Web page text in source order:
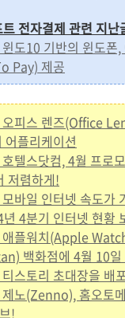
전자결제 관련 지난
도10 기반의 윈도폰,
Pay) 제공
피스 렌즈(Office
어플리케이션
텔스닷컴, 4월 프로
저렴하게!
바일 인터넷 속도가
4분기 인터넷 현황
플워치(Apple
백화점에 4월 10일
스토리 초대장을 배
노(Zenno), 홈오토
!